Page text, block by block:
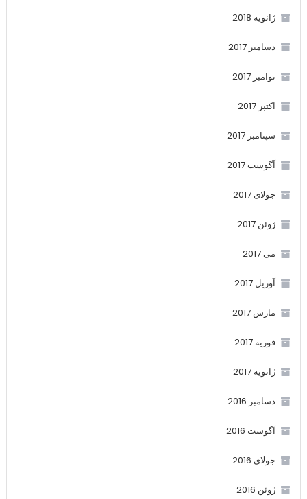
ژانویه 2018
دسامبر 2017
نوامبر 2017
اکتبر 2017
سپتامبر 2017
آگوست 2017
جولای 2017
ژوئن 2017
می 2017
آوریل 2017
مارس 2017
فوریه 2017
ژانویه 2017
دسامبر 2016
آگوست 2016
جولای 2016
ژوئن 2016